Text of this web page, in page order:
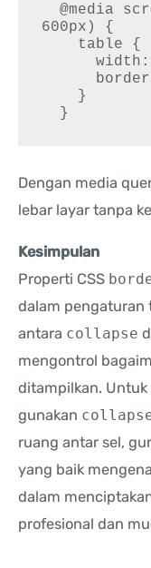
  @media screen and (max-width:
600px) {
      width: 100%;
  }
Dengan media
lebar layar tanpa
Kesimpulan
Properti CSS
dalam pengaturan
antara collapse
mengontrol
ditampilkan.
gunakan
ruang antar sel,
yang baik
dalam
profesional dan